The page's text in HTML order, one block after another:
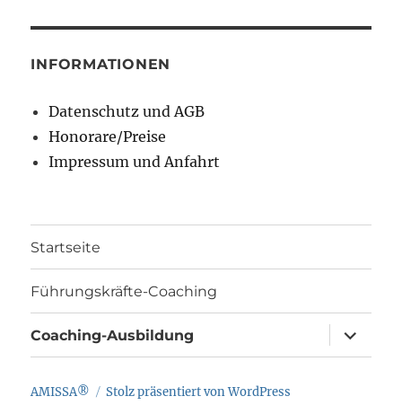
INFORMATIONEN
Datenschutz und AGB
Honorare/Preise
Impressum und Anfahrt
Startseite
Führungskräfte-Coaching
Coaching-Ausbildung
öffnen
AMISSA® Stolz präsentiert von WordPress